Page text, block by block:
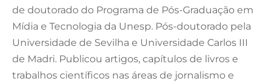
de doutorado do Programa de Pós-Graduação em
Mídia e Tecnologia da Unesp. Pós-doutorado pela
Universidade de Sevilha e Universidade Carlos III
de Madri. Publicou artigos, capítulos de livros e
trabalhos científicos nas áreas de jornalismo e